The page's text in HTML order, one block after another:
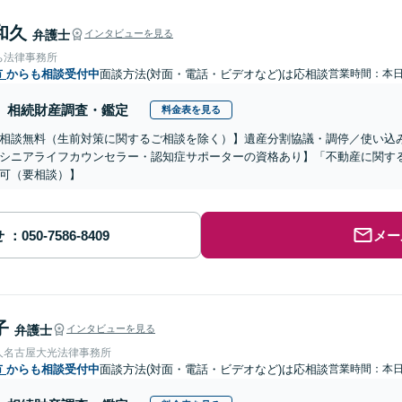
久 弁護士 インタビューを見る
法律事務所
からも相談受付中面談方法(対面・電話・ビデオなど)は応相談営業時間：本
相続財産調査・鑑定 料金表を見る
談無料（生前対策に関するご相談を除く）】遺産分割協議・調停／使い
ニアライフカウンセラー・認知症サポーターの資格あり】「不動産に関
（要相談）】
メ
弁護士 インタビューを見る
名古屋大光法律事務所
からも相談受付中面談方法(対面・電話・ビデオなど)は応相談営業時間：本